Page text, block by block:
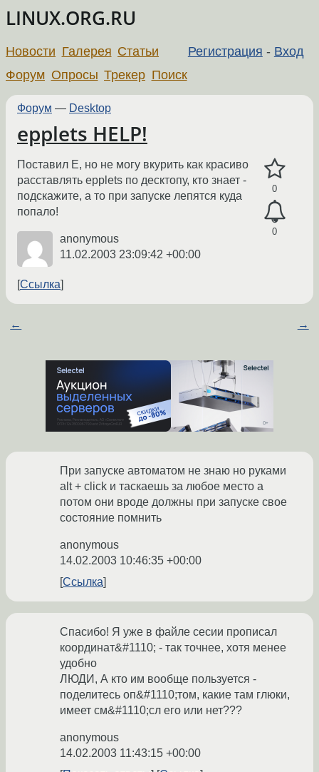
LINUX.ORG.RU
Регистрация - Вход
Новости Галерея Статьи
Форум Опросы Трекер Поиск
Форум — Desktop
epplets HELP!
0
0
Поставил E, но не могу вкурить как красиво
расставлять epplets по десктопу, кто знает -
подскажите, а то при запуске лепятся куда
попало!
anonymous
11.02.2003 23:09:42 +00:00
Ссылка
← →
При запуске автоматом не знаю но руками
alt + click и таскаешь за любое место а
потом они вроде должны при запуске свое
состояние помнить
anonymous
14.02.2003 10:46:35 +00:00
Ссылка
Спасибо! Я уже в файле сесии прописал
координат&#1110; - так точнее, хотя менее
удобно
ЛЮДИ, А кто им вообще пользуется -
поделитесь оп&#1110;том, какие там глюки,
имеет см&#1110;сл его или нет???
anonymous
14.02.2003 11:43:15 +00:00